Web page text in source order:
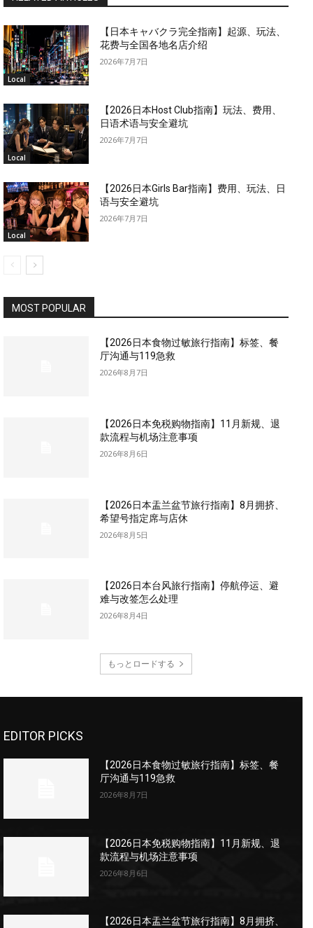
Local
【日本キャバクラ完全指南】起源、玩法、
花费与全国各地名店介绍
2026年7月7日
Local
【2026日本Host Club指南】玩法、费用、
日语术语与安全避坑
2026年7月7日
Local
【2026日本Girls Bar指南】费用、玩法、日
语与安全避坑
2026年7月7日
MOST POPULAR
【2026日本食物过敏旅行指南】标签、餐
厅沟通与119急救
2026年8月7日
【2026日本免税购物指南】11月新规、退
款流程与机场注意事项
2026年8月6日
【2026日本盂兰盆节旅行指南】8月拥挤、
希望号指定席与店休
2026年8月5日
【2026日本台风旅行指南】停航停运、避
难与改签怎么处理
2026年8月4日
もっとロードする
EDITOR PICKS
【2026日本食物过敏旅行指南】标签、餐
厅沟通与119急救
2026年8月7日
【2026日本免税购物指南】11月新规、退
款流程与机场注意事项
2026年8月6日
【2026日本盂兰盆节旅行指南】8月拥挤、